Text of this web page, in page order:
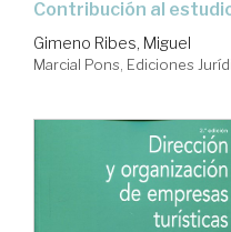
Contribución al
Gimeno Ribes, Miguel
Marcial Pons, Ediciones